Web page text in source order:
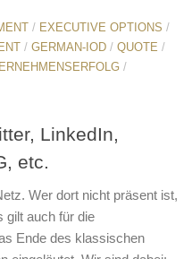
/ EXECUTIVE OPTIONS /
/ GERMAN-IOD / QUOTE /
/
LinkedIn,
etc.
Wer dort nicht präsent ist,
gilt auch für die
Ende des klassischen